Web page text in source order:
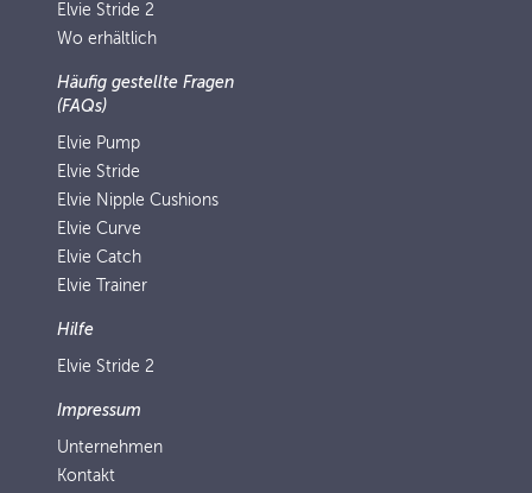
Elvie Stride 2
Wo erhältlich
Häufig gestellte Fragen
(FAQs)
Elvie Pump
Elvie Stride
Elvie Nipple Cushions
Elvie Curve
Elvie Catch
Elvie Trainer
Hilfe
Elvie Stride 2
Impressum
Unternehmen
Kontakt